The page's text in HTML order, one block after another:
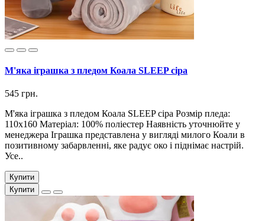
М'яка іграшка з пледом Коала SLEEP сіра
545 грн.
М'яка іграшка з пледом Коала SLEEP сіра Розмір пледа:
110х160 Матеріал: 100% поліестер Наявність уточнюйте у
менеджера Іграшка представлена ​​у вигляді милого Коали в
позитивному забарвленні, яке радує око і піднімає настрій.
Усе..
Купити
Купити